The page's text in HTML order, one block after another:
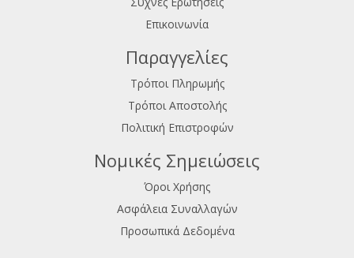
Επικοινωνία
Παραγγελίες
Τρόποι Πληρωμής
Τρόποι Αποστολής
Πολιτική Επιστροφών
Νομικές Σημειώσεις
Όροι Χρήσης
Ασφάλεια Συναλλαγών
Προσωπικά Δεδομένα